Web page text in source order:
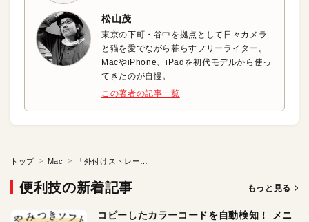
松山茂
東京の下町・谷中を拠点として日々カメラ
と猫を愛でながら暮らすフリーライター。
MacやiPhone、iPadを初代モデルから使っ
てきたのが自慢。
この著者の記事一覧
トップ Mac
便利技の新着記事 もっと見る
コピーしたカラーコードを自動検知！ メニ